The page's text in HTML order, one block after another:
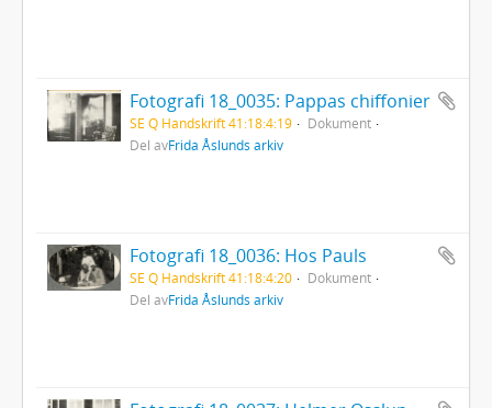
Fotografi 18_0035: Pappas chiffonier
SE Q Handskrift 41:18:4:19
Dokument
Del avFrida Åslunds arkiv
Fotografi 18_0036: Hos Pauls
SE Q Handskrift 41:18:4:20
Dokument
Del avFrida Åslunds arkiv